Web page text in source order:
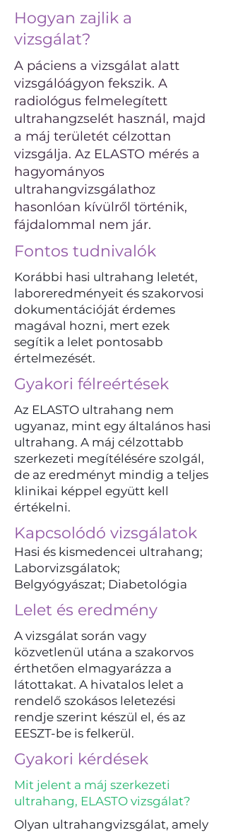
Hogyan zajlik a
vizsgálat?
A páciens a vizsgálat alatt
vizsgálóágyon fekszik. A
radiológus felmelegített
ultrahangzselét használ, majd
a máj területét célzottan
vizsgálja. Az ELASTO mérés a
hagyományos
ultrahangvizsgálathoz
hasonlóan kívülről történik,
fájdalommal nem jár.
Fontos tudnivalók
Korábbi hasi ultrahang leletét,
laboreredményeit és szakorvosi
dokumentációját érdemes
magával hozni, mert ezek
segítik a lelet pontosabb
értelmezését.
Gyakori félreértések
Az ELASTO ultrahang nem
ugyanaz, mint egy általános hasi
ultrahang. A máj célzottabb
szerkezeti megítélésére szolgál,
de az eredményt mindig a teljes
klinikai képpel együtt kell
értékelni.
Kapcsolódó vizsgálatok
Hasi és kismedencei ultrahang;
Laborvizsgálatok;
Belgyógyászat; Diabetológia
Lelet és eredmény
A vizsgálat során vagy
közvetlenül utána a szakorvos
érthetően elmagyarázza a
látottakat. A hivatalos lelet a
rendelő szokásos leletezési
rendje szerint készül el, és az
EESZT-be is felkerül.
Gyakori kérdések
Mit jelent a máj szerkezeti
ultrahang, ELASTO vizsgálat?
Olyan ultrahangvizsgálat, amely